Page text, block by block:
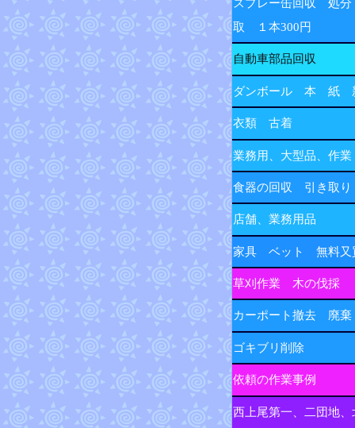
スプレー缶回収 処
取 １本300円
自動車部品回収
ダンボール 本 紙
衣類 古着
業務用、大型品、作業
食器の回収 引き取り
店舗、業務用品
家具 ベット 無料又
草刈作業 木の伐採
カーポート撤去 廃棄
ゴキブリ削除
依頼の作業事例
西上尾第一、二団地、